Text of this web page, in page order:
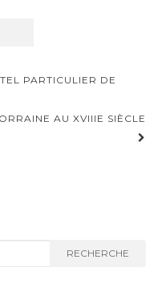
PARTICULIER DE
AU XVIIIE SIÈCLE
RECHERCHE